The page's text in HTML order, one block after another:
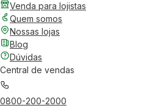
Venda para lojistas
Quem somos
Nossas lojas
Blog
Dúvidas
Central de vendas
0800-200-2000